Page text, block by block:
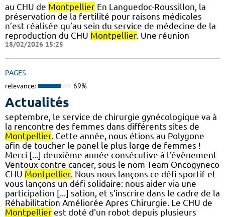
au CHU de Montpellier En Languedoc-Roussillon, la
préservation de la fertilité pour raisons médicales
n’est réalisée qu’au sein du service de médecine de la
reproduction du CHU Montpellier. Une réunion
18/02/2026 15:25
PAGES
relevance: 69%
Actualités
septembre, le service de chirurgie gynécologique va à
la rencontre des femmes dans différents sites de
Montpellier. Cette année, nous étions au Polygone
afin de toucher le panel le plus large de femmes !
Merci [...] deuxième année consécutive à l'évènement
Ventoux contre cancer, sous le nom Team Oncogyneco
CHU Montpellier. Nous nous lançons ce défi sportif et
vous lançons un défi solidaire: nous aider via une
participation [...] sation, et s'inscrire dans le cadre de la
Réhabilitation Améliorée Apres Chirurgie. Le CHU de
Montpellier est doté d'un robot depuis plusieurs